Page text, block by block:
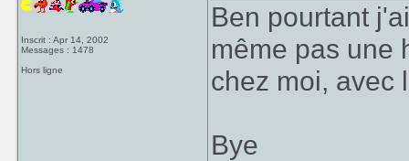
Inscrit : Apr 14, 2002
Messages : 1478
Hors ligne
Ben pourtant
même pas une
chez moi, avec
Bye